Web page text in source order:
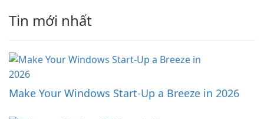
Tin mới nhất
Make Your Windows Start-Up a Breeze in 2026